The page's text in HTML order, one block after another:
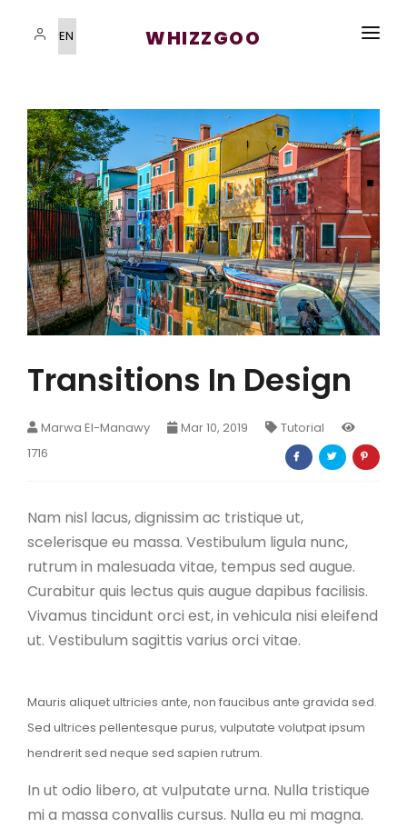
WHIZZGOO
VISAS SERVICES
IMMIGRATION PROGRAMS
STUDYING ABROAD
STUDYING ABROAD
BLOG
CONTACT US
Transitions In Design
Marwa El-Manawy Mar 10, 2019
Tutorial
1716
Nam nisl lacus, dignissim ac tristique ut,
scelerisque eu massa. Vestibulum ligula nunc,
rutrum in malesuada vitae, tempus sed augue.
Curabitur quis lectus quis augue dapibus facilisis.
Vivamus tincidunt orci est, in vehicula nisi eleifend
ut. Vestibulum sagittis varius orci vitae.
Mauris aliquet ultricies ante, non faucibus ante gravida sed.
Sed ultrices pellentesque purus, vulputate volutpat ipsum
hendrerit sed neque sed sapien rutrum.
In ut odio libero, at vulputate urna. Nulla tristique
mi a massa convallis cursus. Nulla eu mi magna.